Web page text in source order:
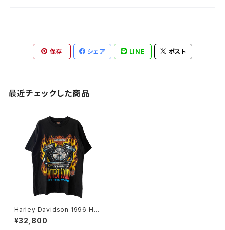
保存 シェア LINE ポスト
最近チェックした商品
Harley Davidson 1996 Hott
est Sound Tee
¥32,800